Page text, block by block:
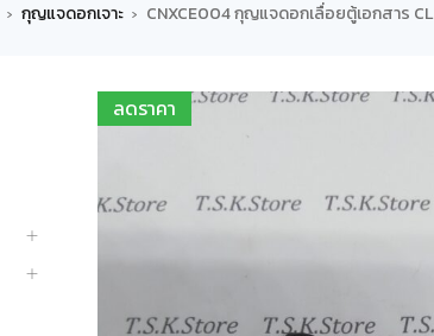
› กุญแจดอกเจาะ › CNXCE004 กุญแจดอกเลื่อยตู้เอกสาร CL
ลดราคา